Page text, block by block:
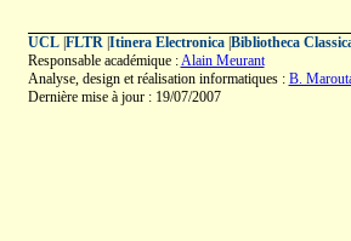
UCL| FLTR| Itinera Electronica| Bibliotheca
Responsable académique :Alain Meurant
Analyse, design et réalisation informatiques : B.
Dernière mise à jour : 19/07/2007